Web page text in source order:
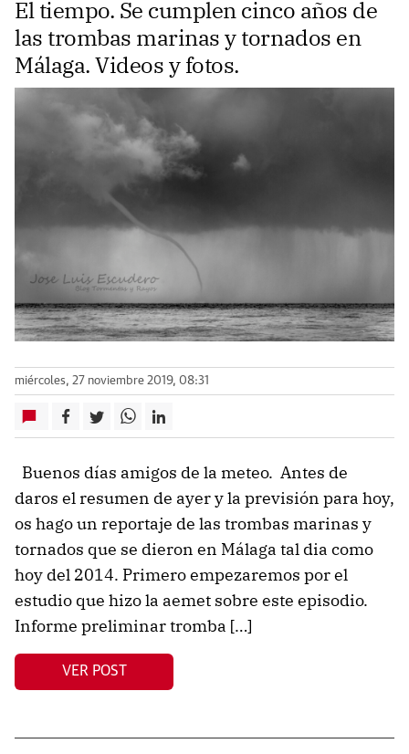
El tiempo. Se cumplen cinco años de
las trombas marinas y tornados en
Málaga. Videos y fotos.
miércoles, 27 noviembre 2019, 08:31
Buenos días amigos de la meteo. Antes de
daros el resumen de ayer y la previsión para hoy,
os hago un reportaje de las trombas marinas y
tornados que se dieron en Málaga tal dia como
hoy del 2014. Primero empezaremos por el
estudio que hizo la aemet sobre este episodio.
Informe preliminar tromba […]
VER POST